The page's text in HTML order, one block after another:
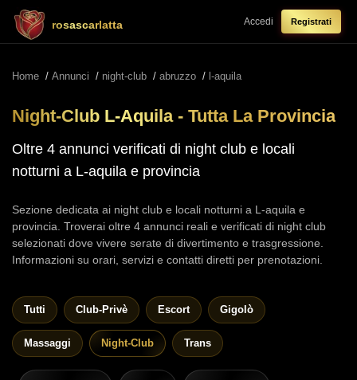
rosascarlatta Accedi Registrati
Home / Annunci / night-club / abruzzo / l-aquila
Night-Club L-Aquila - Tutta La Provincia
Oltre 4 annunci verificati di night club e locali
notturni a L-aquila e provincia
Sezione dedicata ai night club e locali notturni a L-aquila e
provincia. Troverai oltre 4 annunci reali e verificati di night club
selezionati dove vivere serate di divertimento e trasgressione.
Informazioni su orari, servizi e contatti diretti per prenotazioni.
Tutti Club-Privè Escort Gigolò
Massaggi Night-Club Trans